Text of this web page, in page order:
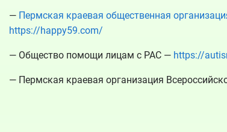
— Пермская краевая общественная
https://happy59.com/
— Общество помощи лицам с РАС — https://
— Пермская краевая организация